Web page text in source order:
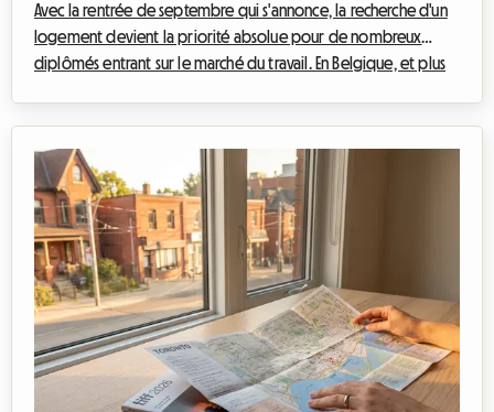
Avec la rentrée de septembre qui s'annonce, la recherche d'un
logement devient la priorité absolue pour de nombreux
diplômés entrant sur le marché du travail. En Belgique, et plus
redéfinit les relations entre les propriétaires et les locataires.
Chez Roomlala, nous savons que s'installer à plusieurs peut
parfois susciter...